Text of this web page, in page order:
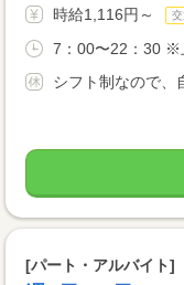
時給1,116円～
7：00〜22：30 ※
シフト制なので、
[パート・アルバイト]